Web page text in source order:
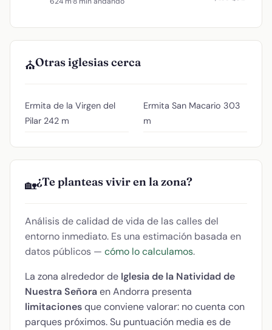
⛪Otras iglesias cerca
Ermita de la Virgen del
Pilar 242 m
Ermita San Macario 303
m
🏡¿Te planteas vivir en la zona?
Análisis de calidad de vida de las calles del
entorno inmediato. Es una estimación basada en
datos públicos — cómo lo calculamos.
La zona alrededor de Iglesia de la Natividad de
Nuestra Señoraen Andorra presenta
limitacionesque conviene valorar: no cuenta con
parques próximos. Su puntuación media es de